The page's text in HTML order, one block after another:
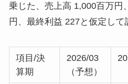
乗じた、売上高 1,000百万円
円、最終利益 227と仮定して
項目/決
算期
2026/03
（予想）